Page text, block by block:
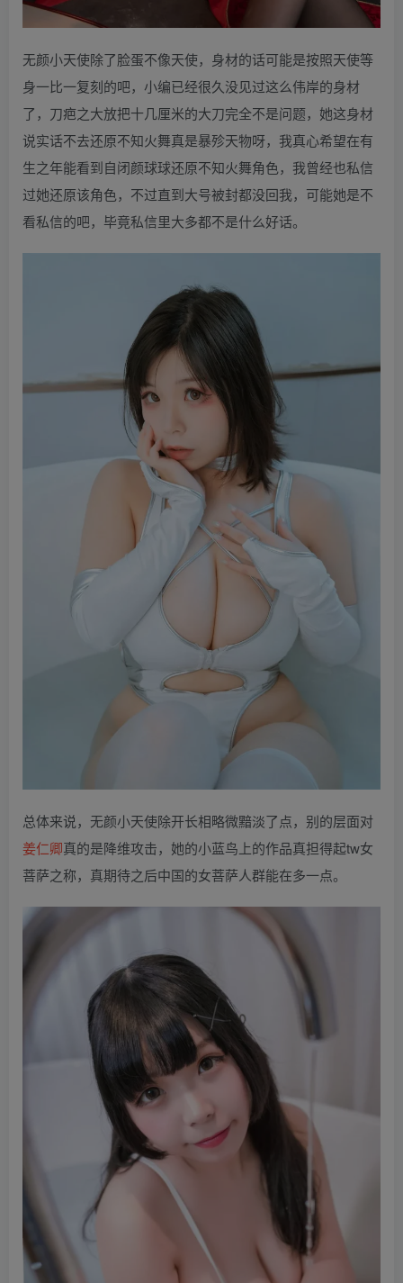
无颜小天使除了脸蛋不像天使，身材的话可能是按照天使等
身一比一复刻的吧，小编已经很久没见过这么伟岸的身材
了，刀疤之大放把十几厘米的大刀完全不是问题，她这身材
说实话不去还原不知火舞真是暴殄天物呀，我真心希望在有
生之年能看到自闭颜球球还原不知火舞角色，我曾经也私信
过她还原该角色，不过直到大号被封都没回我，可能她是不
看私信的吧，毕竟私信里大多都不是什么好话。
总体来说，无颜小天使除开长相略微黯淡了点，别的层面对
姜仁卿真的是降维攻击，她的小蓝鸟上的作品真担得起tw女
菩萨之称，真期待之后中国的女菩萨人群能在多一点。